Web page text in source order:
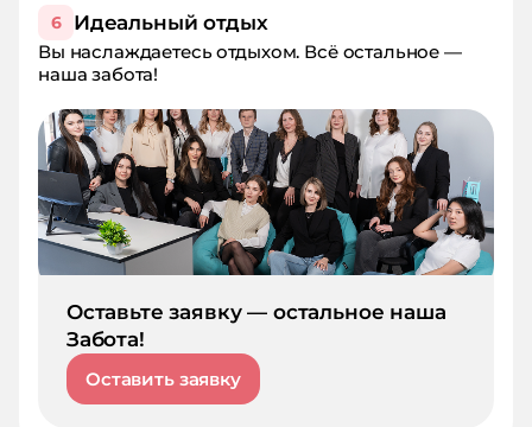
6 Идеальный отдых
Вы наслаждаетесь отдыхом. Всё остальное —
наша забота!
Оставьте заявку — остальное наша
Забота!
Оставить заявку